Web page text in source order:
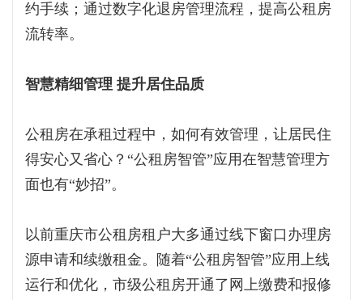
约手续；通过数字化退房管理流程，提高公租房
流转率。
智慧精细管理 提升居住品质
公租房在承租过程中，如何有效管理，让居民住
得安心又省心？“公租房智管”应用在智慧管理方
面也有“妙招”。
以前重庆市公租房租户大多通过线下窗口办理房
源申请和续缴租金。随着“公租房智管”应用上线
运行和优化，市级公租房开通了网上缴费和报修